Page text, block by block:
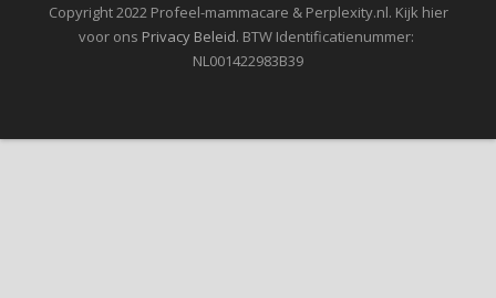
Copyright 2022 Profeel-mammacare & Perplexity.nl. Kijk hier
voor ons Privacy Beleid. BTW Identificatienummer:
NL001422983B39